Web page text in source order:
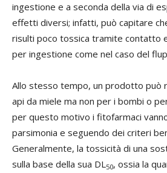
ingestione e a seconda della via di
effetti diversi; infatti, può capitare
risulti poco tossica tramite contatto
per ingestione come nel caso del
Allo stesso tempo, un prodotto può
api da miele ma non per i bombi o
per questo motivo i fitofarmaci
parsimonia e seguendo dei criteri
Generalmente, la tossicità di una
sulla base della sua DL50, ossia la